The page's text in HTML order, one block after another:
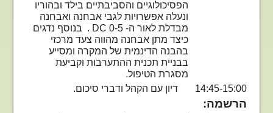
הפסיכולוגיים והסביבתיים בילד ובהוריו
ונעלה אפשרויות לגבי אבחנה ואבחנה
מבדלת לאור ה- DC 0-5 . בנוסף נדגים
כיצד מתן אבחנה מהווה צעד מרכזי
בהבנה הדינמית של המקרה ומסייע
בבניית תכנית ההתערבות וקביעת
מסגרת הטיפול.
14:45-15:00 דיון עם הקהל ודברי סיכום.
הרשמה: